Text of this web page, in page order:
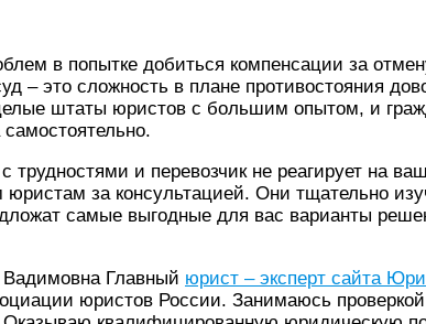
в попытке добиться компенсации за
– это сложность в плане противостояния
штаты юристов с большим опытом, и
трудностями и перевозчик не реагирует на
за консультацией. Они тщательно
самые выгодные для вас варианты
Главный юрист – эксперт сайта
юристов России. Занимаюсь проверкой